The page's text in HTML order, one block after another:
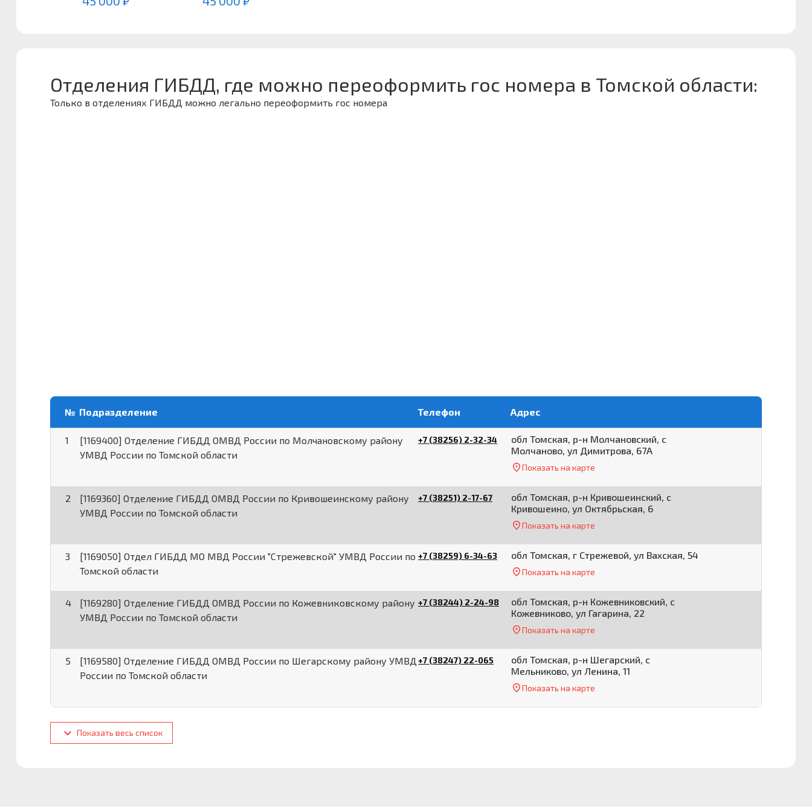
Отделения ГИБДД, где можно переоформить гос номера в Томской области:
Только в отделениях ГИБДД можно легально переоформить гос номера
№ Подразделение Телефон Адрес
1
[1169400] Отделение ГИБДД ОМВД России по Молчановскому району
УМВД России по Томской области
+7 (38256) 2-32-34
обл Томская, р-н Молчановский, с
Молчаново, ул Димитрова, 67А
Показать на карте
2
[1169360] Отделение ГИБДД ОМВД России по Кривошеинскому району
УМВД России по Томской области
+7 (38251) 2-17-67
обл Томская, р-н Кривошеинский, с
Кривошеино, ул Октябрьская, 6
Показать на карте
3
[1169050] Отдел ГИБДД МО МВД России "Стрежевской" УМВД России по
Томской области
+7 (38259) 6-34-63 обл Томская, г Стрежевой, ул Вахская, 54
Показать на карте
4
[1169280] Отделение ГИБДД ОМВД России по Кожевниковскому району
УМВД России по Томской области
+7 (38244) 2-24-98
обл Томская, р-н Кожевниковский, с
Кожевниково, ул Гагарина, 22
Показать на карте
5
[1169580] Отделение ГИБДД ОМВД России по Шегарскому району УМВД
России по Томской области
+7 (38247) 22-065
обл Томская, р-н Шегарский, с
Мельниково, ул Ленина, 11
Показать на карте
Показать весь список